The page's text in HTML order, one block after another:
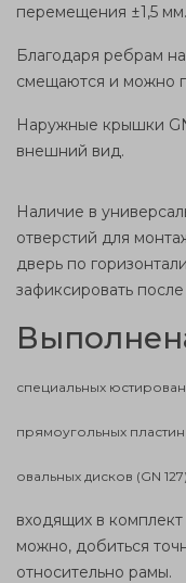
перемещения ±1,5 мм.
Благодаря ребрам
смещаются и можно
Наружные крышки
внешний вид.
Наличие в
отверстий для
дверь по горизонтали
зафиксировать после
специальных
прямоугольных пластин
овальных дисков (GN 127)
входящих в комплект
можно, добиться
относительно рамы.